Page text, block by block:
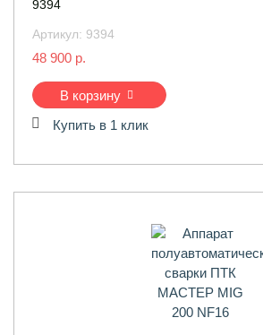
9394
Артикул: 9394
48 900 р.
В корзину
Купить в 1 клик